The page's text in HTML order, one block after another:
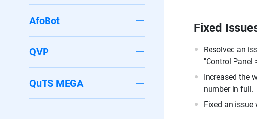
AfoBot
QVP
QuTS MEGA
Fixed
Resolved an
"Control Panel
Increased the
number in full.
Fixed an issue